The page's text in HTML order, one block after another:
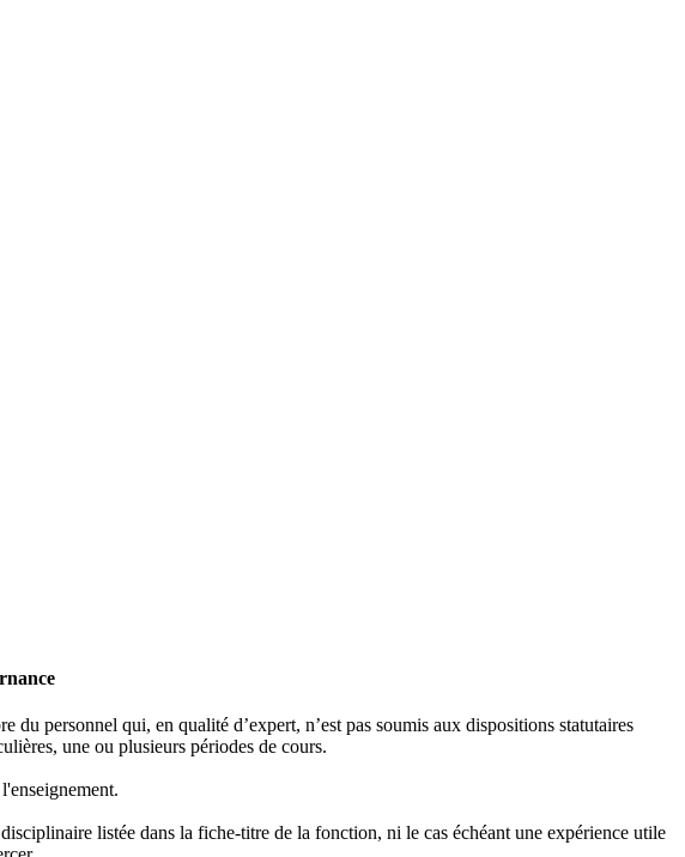
du personnel qui, en qualité d’expert, n’est pas soumis aux dispositions statutaires
une ou plusieurs périodes de cours.
listée dans la fiche-titre de la fonction, ni le cas échéant une expérience utile